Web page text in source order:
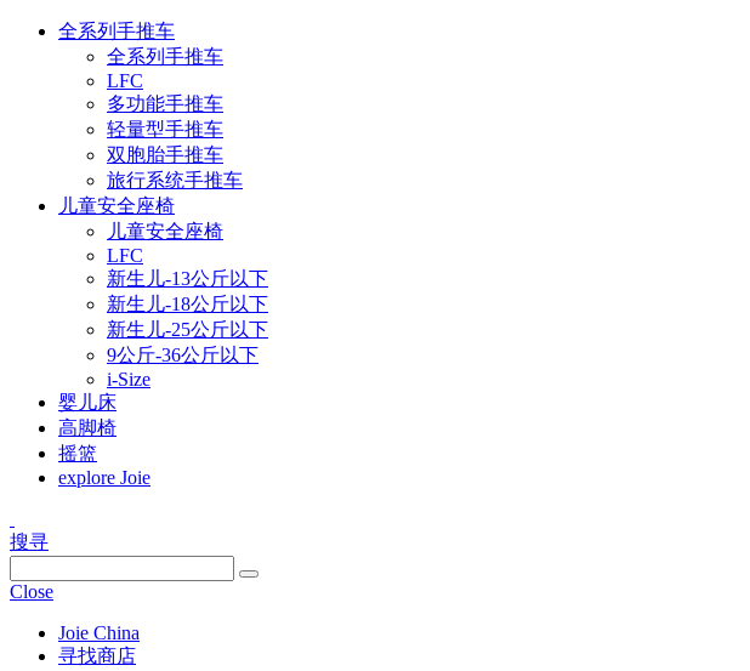
全系列手推车
全系列手推车
LFC
多功能手推车
轻量型手推车
双胞胎手推车
旅行系统手推车
儿童安全座椅
儿童安全座椅
LFC
新生儿-13公斤以下
新生儿-18公斤以下
新生儿-25公斤以下
9公斤-36公斤以下
i-Size
婴儿床
高脚椅
摇篮
explore Joie
搜寻
Close
Joie China
寻找商店